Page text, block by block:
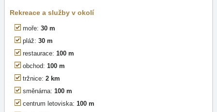
Rekreace a služby v okolí
moře: 30 m
pláž: 30 m
restaurace: 100 m
obchod: 100 m
tržnice: 2 km
směnárna: 100 m
centrum letoviska: 100 m